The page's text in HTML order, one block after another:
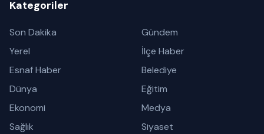
Kategoriler
Son Dakika
Gündem
Yerel
İlçe Haber
Esnaf Haber
Belediye
Dünya
Eğitim
Ekonomi
Medya
Sağlık
Siyaset